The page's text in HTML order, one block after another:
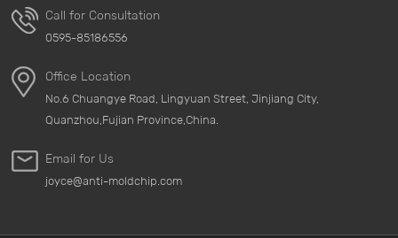
Call for Consultation
0595-85186556
Office Location
No.6 Chuangye Road, Lingyuan Street, Jinjiang City,
Quanzhou,Fujian Province,China.
Email for Us
joyce@anti-moldchip.com